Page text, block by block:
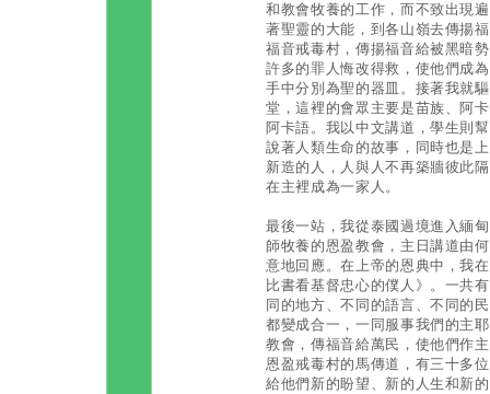
和教會牧養的工作，而不致出現
著聖靈的大能，到各山嶺去傳揚
福音戒毒村，傳揚福音給被黑暗
許多的罪人悔改得救，使他們成
手中分別為聖的器皿。接著我就
堂，這裡的會眾主要是苗族、阿
阿卡語。我以中文講道，學生則
說著人類生命的故事，同時也是
新造的人，人與人不再築牆彼此
在主裡成為一家人。
最後一站，我從泰國過境進入緬
師牧養的恩盈教會，主日講道由
意地回應。在上帝的恩典中，我
比書看基督忠心的僕人》。一共
同的地方、不同的語言、不同的
都變成合一，一同服事我們的主
教會，傳福音給萬民，使他們作
恩盈戒毒村的馬傳道，有三十多
給他們新的盼望、新的人生和新